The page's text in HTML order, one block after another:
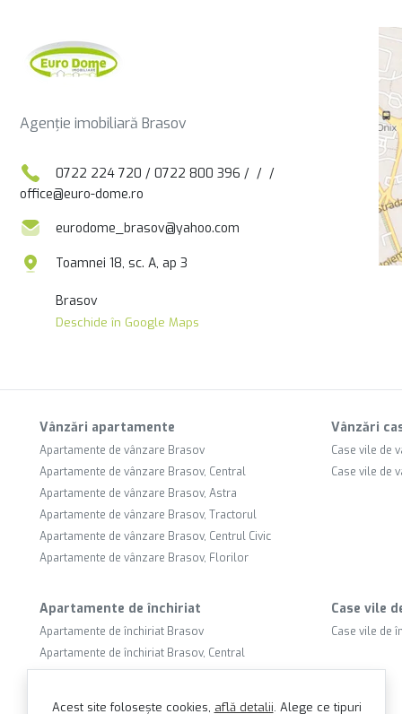
Agenție imobiliară Brasov
0722 224 720 / 0722 800 396 / / /
office@euro-dome.ro
eurodome_brasov@yahoo.com
Toamnei 18, sc. A, ap 3
Brasov
Deschide în Google Maps
Vânzări apartamente
Apartamente de vânzare Brasov
Apartamente de vânzare Brasov, Central
Apartamente de vânzare Brasov, Astra
Apartamente de vânzare Brasov, Tractorul
Apartamente de vânzare Brasov, Centrul Civic
Apartamente de vânzare Brasov, Florilor
Vânzări
Case vile de
Case vile de
Apartamente de închiriat
Apartamente de închiriat Brasov
Apartamente de închiriat Brasov, Central
Apartamente de închiriat Brasov, Astra
Case vile
Case vile de
Acest site folosește cookies, află detalii. Alege ce tipuri